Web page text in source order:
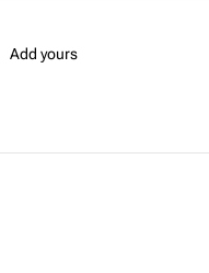
Add yours